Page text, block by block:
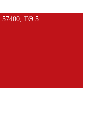
57400, ΤΘ 5